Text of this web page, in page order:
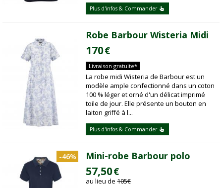
Plus d'infos & Commander
Robe Barbour Wisteria Midi
170€
Livraison gratuite*
La robe midi Wisteria de Barbour est un
modèle ample confectionné dans un coton
100 % léger et orné d'un délicat imprimé
toile de jour. Elle présente un bouton en
laiton griffé à l...
Plus d'infos & Commander
-46% Mini-robe Barbour polo
57,50€
au lieu de105€